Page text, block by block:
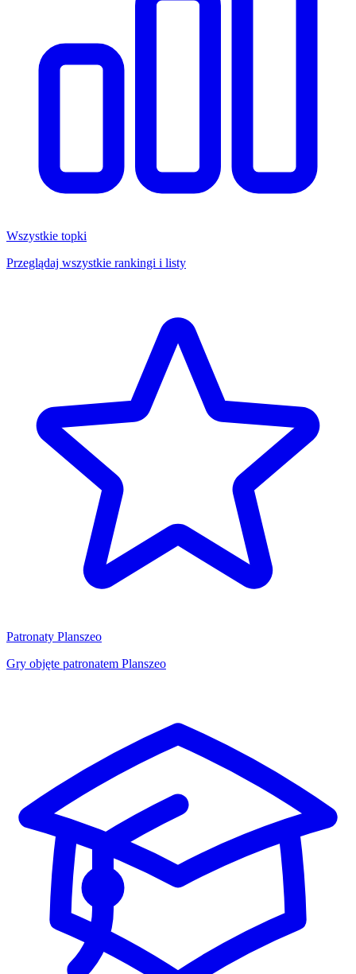
Wszystkie topki
Przeglądaj wszystkie rankingi i listy
Patronaty Planszeo
Gry objęte patronatem Planszeo